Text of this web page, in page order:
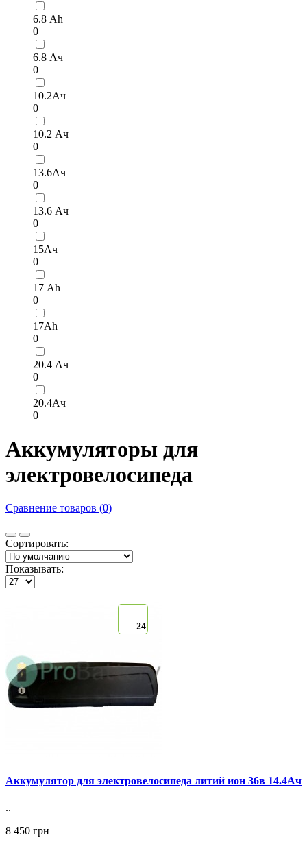
6.8 Аh
0
6.8 Ач
0
10.2Ач
0
10.2 Ач
0
13.6Ач
0
13.6 Ач
0
15Ач
0
17 Аh
0
17Ah
0
20.4 Ач
0
20.4Ач
0
Аккумуляторы для
электровелосипеда
Сравнение товаров (0)
Сортировать:
Показывать:
24
Аккумулятор для электровелосипеда литий ион 36в 14.4Ач
..
8 450 грн